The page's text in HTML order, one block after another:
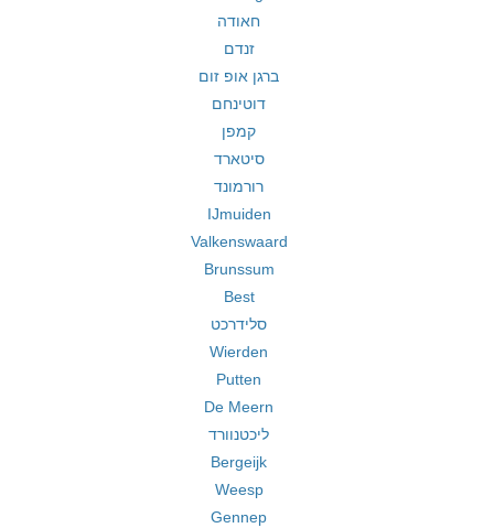
חאודה
זנדם
ברגן אופ זום
דוטינחם
קמפן
סיטארד
רורמונד
IJmuiden
Valkenswaard
Brunssum
Best
סלידרכט
Wierden
Putten
De Meern
ליכטנוורד
Bergeijk
Weesp
Gennep